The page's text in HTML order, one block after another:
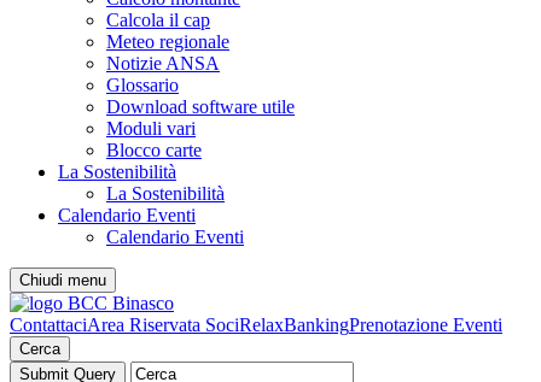
Calcola il cap
Meteo regionale
Notizie ANSA
Glossario
Download software utile
Moduli vari
Blocco carte
La Sostenibilità
La Sostenibilità
Calendario Eventi
Calendario Eventi
Chiudi menu
ContattaciArea Riservata SociRelaxBankingPrenotazione Eventi
Cerca